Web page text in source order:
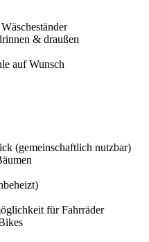
& draußen
auf Wunsch
(gemeinschaftlich nutzbar)
für Fahrräder